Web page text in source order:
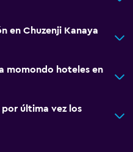
en Chuzenji Kanaya
momondo hoteles en
última vez los